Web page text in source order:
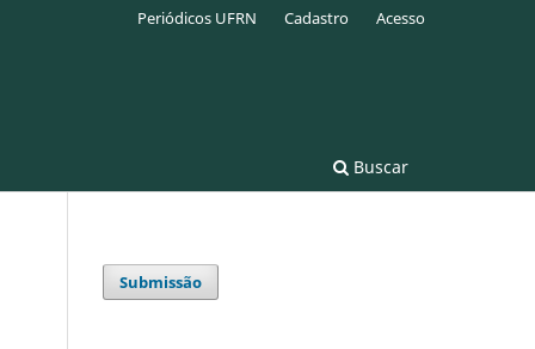
Buscar
Periódicos UFRN Cadastro Acesso
Submissão